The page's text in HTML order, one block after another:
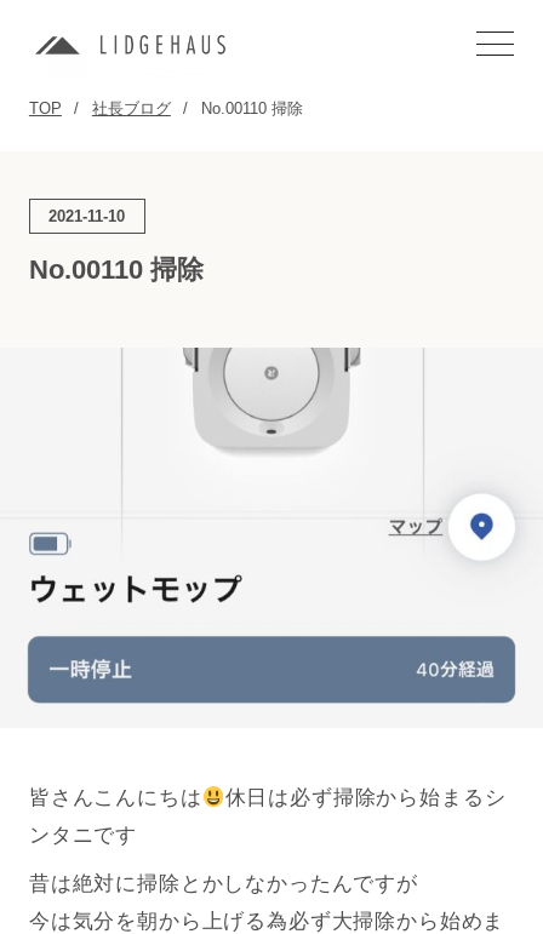
TOP 社長ブログ No.00110 掃除
2021-11-10
No.00110 掃除
皆さんこんにちは
休日は必ず掃除から始まるシ
ンタニです
昔は絶対に掃除とかしなかったんですが
今は気分を朝から上げる為必ず大掃除から始めま